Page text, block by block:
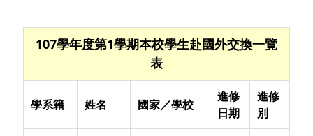
107學年度第1學期本校學生赴國外交換一覽
表
學系籍 姓名 國家／學校
進修
日期
進修
別